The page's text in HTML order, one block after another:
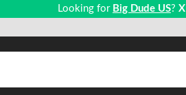
Looking for Big Dude US? X